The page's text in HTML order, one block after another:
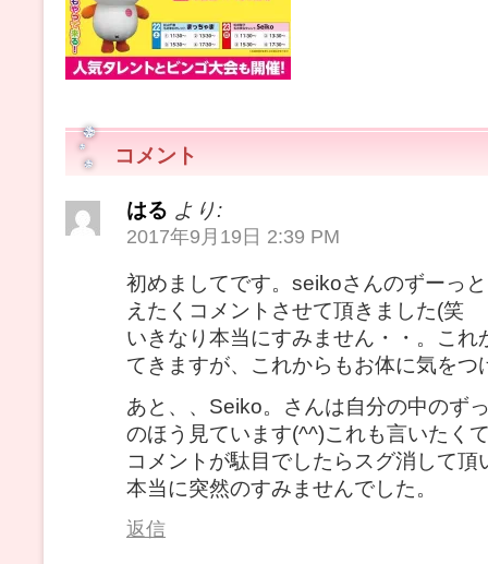
コメント
はる より:
2017年9月19日 2:39 PM
初めましてです。seikoさんのずーっ
えたくコメントさせて頂きました(笑
いきなり本当にすみません・・。これ
てきますが、これからもお体に気をつ
あと、、Seiko。さんは自分の中のず
のほう見ています(^^)これも言いたく
コメントが駄目でしたらスグ消して
本当に突然のすみませんでした。
返信